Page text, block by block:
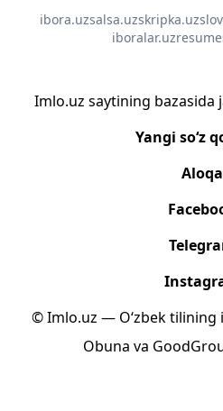
ibora.uzsalsa.uzskripka.uz
iboralar.uz
Imlo.uz saytining bazasida
Yangi so‘z
Aloqa
© Imlo.uz — O‘zbek tilining
Obuna va